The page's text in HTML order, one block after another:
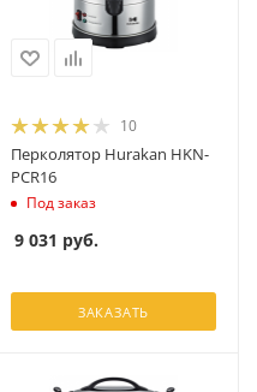
10
Перколятор Hurakan HKN-
PCR16
Под заказ
9 031 руб.
ЗАКАЗАТЬ